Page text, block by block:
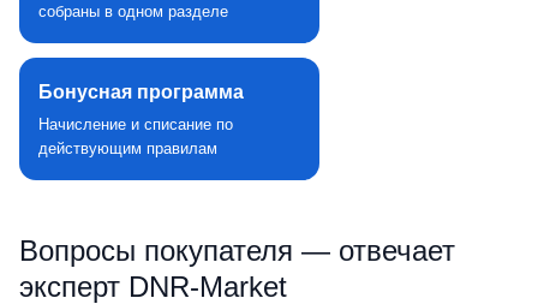
собраны в одном разделе
Бонусная программа
Начисление и списание по
действующим правилам
Вопросы покупателя — отвечает
эксперт DNR‑Market